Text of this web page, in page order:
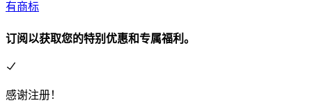
有商标
订阅以获取您的特别优惠和专属福利。
感谢注册！